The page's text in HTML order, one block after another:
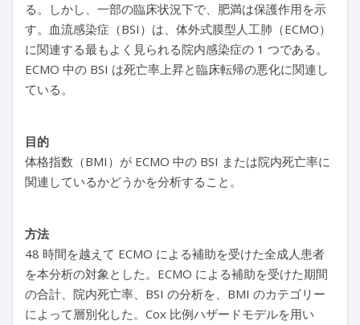
る。しかし、一部の臨床状況下で、肥満は保護作用を示
す。血流感染症（BSI）は、体外式膜型人工肺（ECMO）
に関連する最もよく見られる院内感染症の 1 つである。
ECMO 中の BSI は死亡率上昇と臨床転帰の悪化に関連し
ている。
目的
体格指数（BMI）が ECMO 中の BSI または院内死亡率に
関連しているかどうかを分析すること。
方法
48 時間を越えて ECMO による補助を受けた全成人患者
を本分析の対象とした。ECMO による補助を受けた期間
の合計、院内死亡率、BSI の分析を、BMI のカテゴリー
によって層別化した。Cox 比例ハザードモデルを用い